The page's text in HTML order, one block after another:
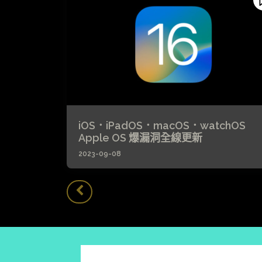
iOS．iPadOS．macOS．watchOS
Apple OS 爆漏洞全線更新
2023-09-08